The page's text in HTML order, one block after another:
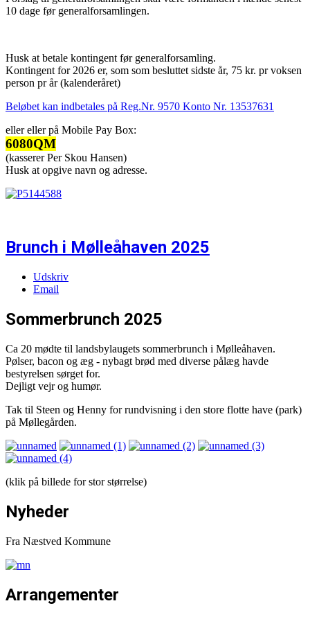
10 dage før generalforsamlingen.
Husk at betale kontingent før generalforsamling.
Kontingent for 2026 er, som som besluttet sidste år, 75 kr. pr voksen
person pr år (kalenderåret)
Beløbet kan indbetales på Reg.Nr. 9570 Konto Nr. 13537631
eller eller på Mobile Pay Box:
6080QM
(kasserer Per Skou Hansen)
Husk at opgive navn og adresse.
Brunch i Mølleåhaven 2025
Udskriv
Email
Sommerbrunch 2025
Ca 20 mødte til landsbylaugets sommerbrunch i Mølleåhaven.
Pølser, bacon og æg - nybagt brød med diverse pålæg havde
bestyrelsen sørget for.
Dejligt vejr og humør.
Tak til Steen og Henny for rundvisning i den store flotte have (park)
på Møllegården.
(klik på billede for stor størrelse)
Nyheder
Fra Næstved Kommune
Arrangementer